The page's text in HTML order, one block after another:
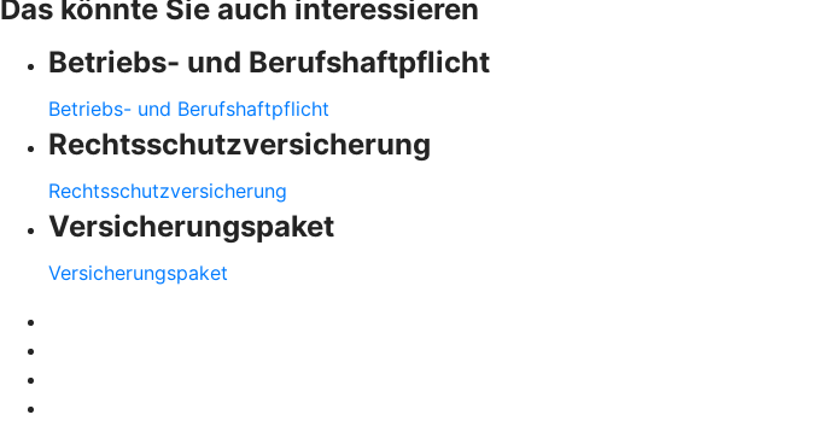
Das könnte Sie auch interessieren
Betriebs- und Berufshaftpflicht
Betriebs- und Berufshaftpflicht
Rechtsschutzversicherung
Rechtsschutzversicherung
Versicherungspaket
Versicherungspaket